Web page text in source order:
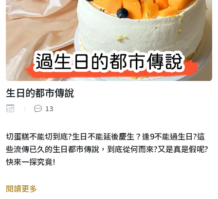
生日的都市傳說
13
切蛋糕不能切到底?生日不能延後慶生？逢9不能過生日?這
些流傳已久的生日都市傳說，到底從何而來?又是真是假呢?
快來一探究竟!
閱讀更多